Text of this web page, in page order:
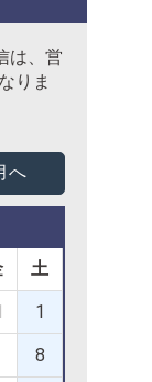
は、営
りま
へ
土
1
8